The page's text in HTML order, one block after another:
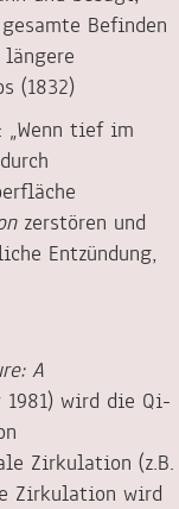
Befinden
(1832)
„Wenn tief im
zerstören und
Entzündung,
A
1981) wird die Qi-
Zirkulation (z.B.
Zirkulation wird